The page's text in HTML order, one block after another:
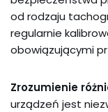
od rodzaju
regularnie
obowiązującymi
Zrozumienie
urządzeń jest